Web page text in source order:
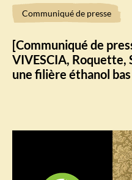
Communiqué de presse
[Communiqué de
VIVESCIA, Roquette,
une filière éthanol